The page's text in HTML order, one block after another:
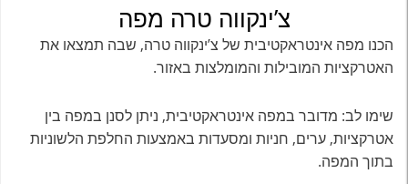
צ’ינקווה טרה מפה
הכנו מפה אינטראקטיבית של צ’ינקווה טרה, שבה תמצאו את
האטרקציות המובילות והמומלצות באזור.
שימו לב: מדובר במפה אינטראקטיבית, ניתן לסנן במפה בין
אטרקציות, ערים, חניות ומסעדות באמצעות החלפת הלשוניות
בתוך המפה.